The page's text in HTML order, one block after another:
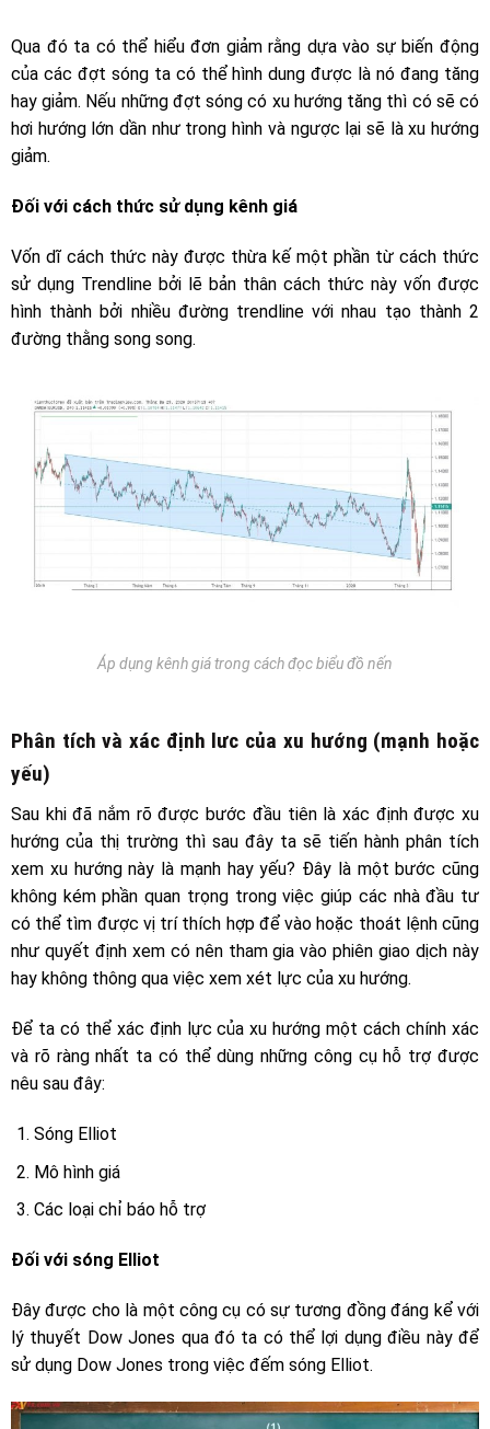
Qua đó ta có thể hiểu đơn giảm rằng dựa vào sự biến động
của các đợt sóng ta có thể hình dung được là nó đang tăng
hay giảm. Nếu những đợt sóng có xu hướng tăng thì có sẽ có
hơi hướng lớn dần như trong hình và ngược lại sẽ là xu hướng
giảm.
Đối với cách thức sử dụng kênh giá
Vốn dĩ cách thức này được thừa kế một phần từ cách thức
sử dụng Trendline bởi lẽ bản thân cách thức này vốn được
hình thành bởi nhiều đường trendline với nhau tạo thành 2
đường thằng song song.
Áp dụng kênh giá trong cách đọc biểu đồ nến
Phân tích và xác định lưc của xu hướng (mạnh hoặc
yếu)
Sau khi đã nắm rõ được bước đầu tiên là xác định được xu
hướng của thị trường thì sau đây ta sẽ tiến hành phân tích
xem xu hướng này là mạnh hay yếu? Đây là một bước cũng
không kém phần quan trọng trong việc giúp các nhà đầu tư
có thể tìm được vị trí thích hợp để vào hoặc thoát lệnh cũng
như quyết định xem có nên tham gia vào phiên giao dịch này
hay không thông qua việc xem xét lực của xu hướng.
Để ta có thể xác định lực của xu hướng một cách chính xác
và rõ ràng nhất ta có thể dùng những công cụ hỗ trợ được
nêu sau đây:
Sóng Elliot
Mô hình giá
Các loại chỉ báo hỗ trợ
Đối với sóng Elliot
Đây được cho là một công cụ có sự tương đồng đáng kể với
lý thuyết Dow Jones qua đó ta có thể lợi dụng điều này để
sử dụng Dow Jones trong việc đếm sóng Elliot.